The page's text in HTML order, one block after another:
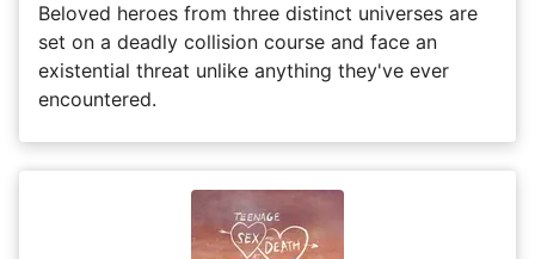
Beloved heroes from three distinct universes are
set on a deadly collision course and face an
existential threat unlike anything they've ever
encountered.